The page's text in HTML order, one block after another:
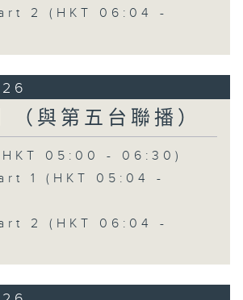
2 (HKT 06:04 -
（與第五台聯播）
05:00 - 06:30)
1 (HKT 05:04 -
2 (HKT 06:04 -